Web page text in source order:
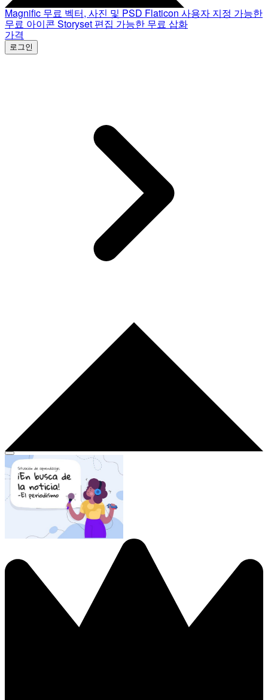
Magnific 무료 벡터, 사진 및 PSD Flaticon 사용자 지정 가능한
무료 아이콘 Storyset 편집 가능한 무료 삽화
가격
로그인